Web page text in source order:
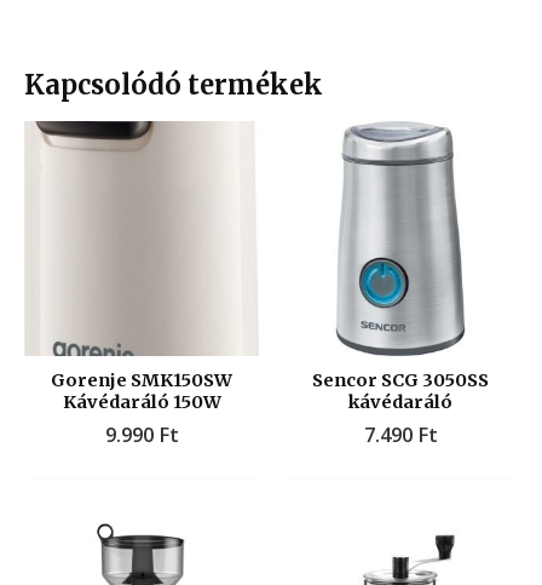
Kapcsolódó termékek
Gorenje SMK150SW
Kávédaráló 150W
9.990 Ft
Sencor SCG 3050SS
kávédaráló
7.490 Ft